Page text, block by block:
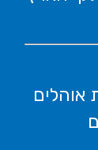
אוהלים